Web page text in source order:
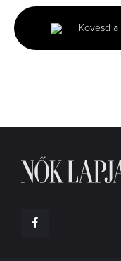
minutes,
6
seconds
Kövesd a